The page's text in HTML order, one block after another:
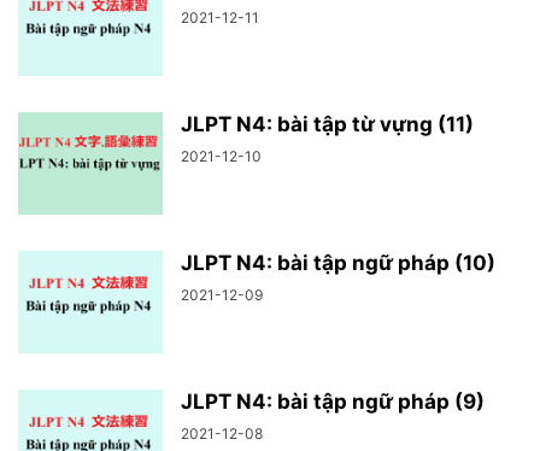
2021-12-11
JLPT N4: bài tập từ vựng (11)
2021-12-10
JLPT N4: bài tập ngữ pháp (10)
2021-12-09
JLPT N4: bài tập ngữ pháp (9)
2021-12-08